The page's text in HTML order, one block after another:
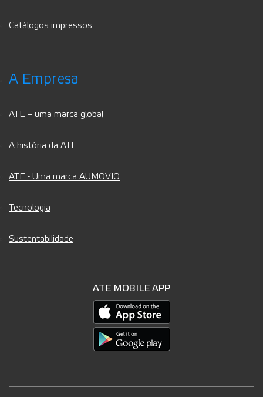
Catálogos impressos
A Empresa
ATE – uma marca global
A história da ATE
ATE - Uma marca AUMOVIO
Tecnologia
Sustentabilidade
ATE MOBILE APP